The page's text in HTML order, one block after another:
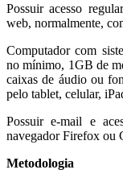
Possuir acesso
web, normalmente,
Computador com
no mínimo, 1GB de
caixas de áudio ou
pelo tablet, celular,
Possuir e-mail e
navegador Firefox ou
Metodologia